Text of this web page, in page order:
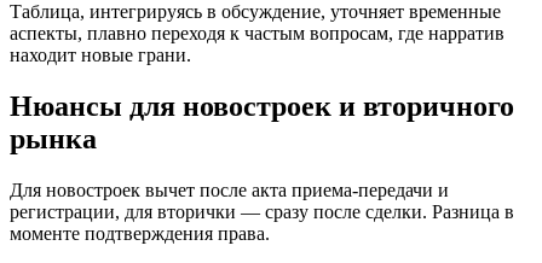
Таблица, интегрируясь в обсуждение, уточняет временные
аспекты, плавно переходя к частым вопросам, где нарратив
находит новые грани.
Нюансы для новостроек и вторичного
рынка
Для новостроек вычет после акта приема-передачи и
регистрации, для вторички — сразу после сделки. Разница в
моменте подтверждения права.